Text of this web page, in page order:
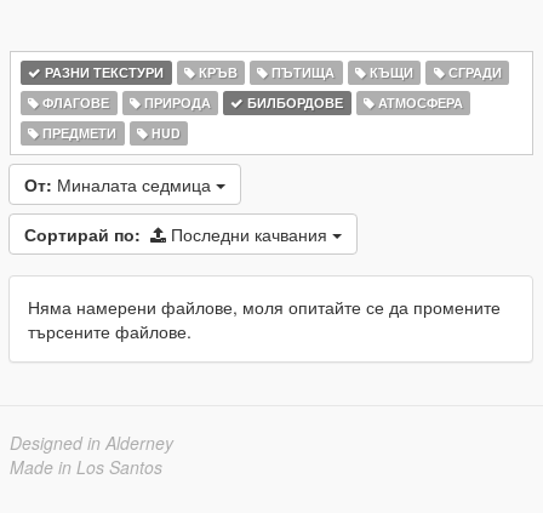
РАЗНИ ТЕКСТУРИ КРЪВ ПЪТИЩА КЪЩИ
СГРАДИ
ФЛАГОВЕ
ПРИРОДА БИЛБОРДОВЕ
АТМОСФЕРА
ПРЕДМЕТИ
HUD
От: Миналата седмица
Сортирай по: Последни качвания
Няма намерени файлове, моля опитайте се да промените
търсените файлове.
Designed in Alderney
Made in Los Santos